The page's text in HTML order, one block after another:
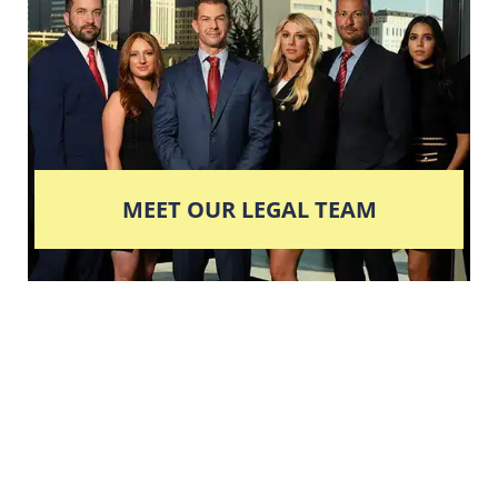
MEET OUR LEGAL TEAM